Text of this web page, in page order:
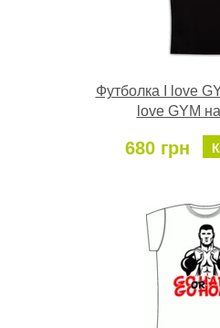
Футболка I love
love GYM
680 грн